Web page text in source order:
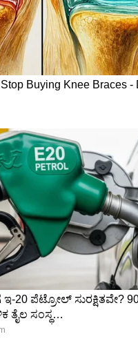
ಸಿಸ್ಟಮ್ ಮೂಲಕ
ಸಂವಹನವನ್ನು
DRL ಗಳು ಕೇಂದ್ರ ಸ್ಥಾನದ
ವಿಶಿಷ್ಟ
ಸಮಯದಲ್ಲಿ SOC
ಚಾರ್ಜಿಂಗ್ ಸೂಚಕವನ್ನು
ಮಾಡಿದಾಗ ಸ್ವಾಗತ
ಲಾಕ್ ಮಾಡಿದಾಗ